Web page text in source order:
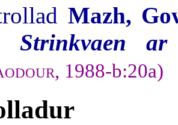
Mazh,
Strinkvaen ar
, 1988-b:20a)